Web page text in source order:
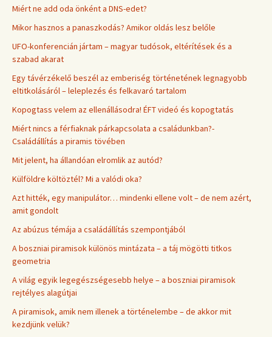
Miért ne add oda önként a DNS-edet?
Mikor hasznos a panaszkodás? Amikor oldás lesz belőle
UFO-konferencián jártam – magyar tudósok, eltérítések és a
szabad akarat
Egy távérzékelő beszél az emberiség történetének legnagyobb
eltitkolásáról – leleplezés és felkavaró tartalom
Kopogtass velem az ellenállásodra! ÉFT videó és kopogtatás
Miért nincs a férfiaknak párkapcsolata a családunkban?-
Családállítás a piramis tövében
Mit jelent, ha állandóan elromlik az autód?
Külföldre költöztél? Mi a valódi oka?
Azt hitték, egy manipulátor… mindenki ellene volt – de nem azért,
amit gondolt
Az abúzus témája a családállítás szempontjából
A boszniai piramisok különös mintázata – a táj mögötti titkos
geometria
A világ egyik legegészségesebb helye – a boszniai piramisok
rejtélyes alagútjai
A piramisok, amik nem illenek a történelembe – de akkor mit
kezdjünk velük?